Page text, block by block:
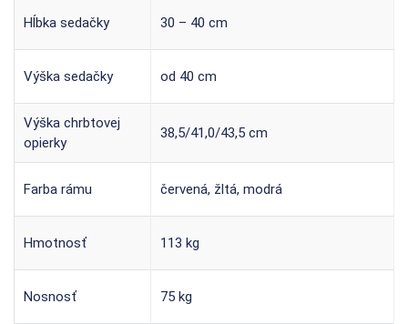
Hĺbka sedačky 30 – 40 cm
Výška sedačky od 40 cm
Výška chrbtovej
opierky
38,5/41,0/43,5 cm
Farba rámu červená, žltá, modrá
Hmotnosť 113 kg
Nosnosť 75 kg